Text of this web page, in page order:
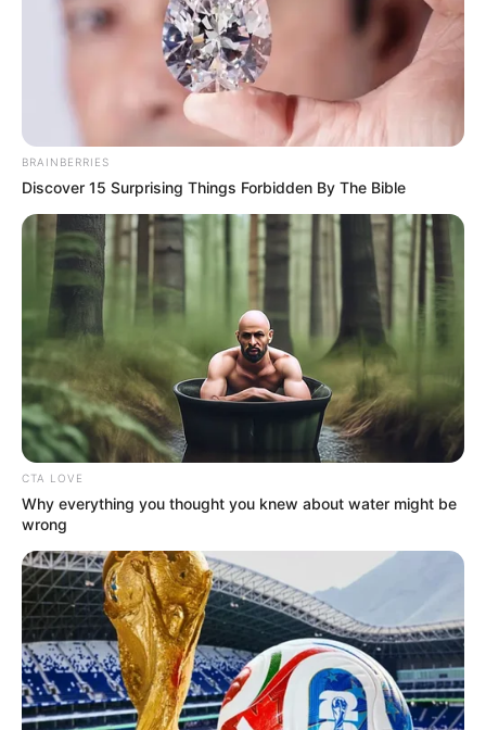
Refuerzan búsqueda de
responsables del atentado
en Salgar que dejó un
policía muerto
NOTICIAS ANTIOQUIA
$100 millones:
autoridades reiteran la
recompensa tras
atentados terroristas en
Antioquia
NOTICIAS ANTIOQUIA
Activación de carga
explosiva en Salgar dejó
un policía muerto y otro
ALERTA PAISA
Lamentable: Un rayo mató
a un policía en una finca
de Barbosa mientras
visitaba a su familia
BRAINBERRIES
Discover 15 Surprising Things Forbidden By The Bible
CTA LOVE
Why everything you thought you knew about water might be
wrong